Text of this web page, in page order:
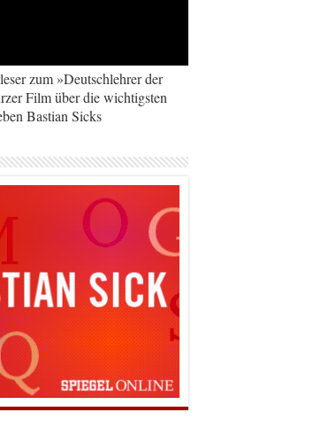
zum »Deutschlehrer der
Film über die wichtigsten
Bastian Sicks